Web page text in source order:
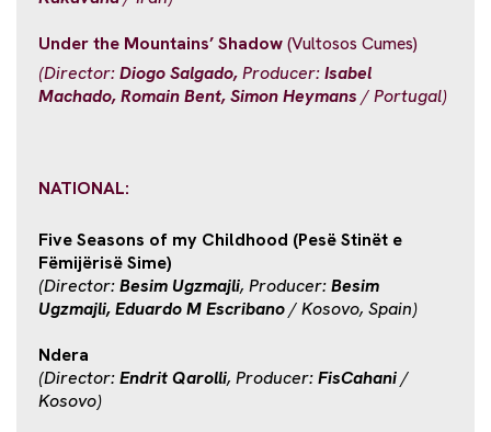
Under the Mountains’ Shadow(Vultosos Cumes)
(Director:Diogo Salgado,Producer:Isabel
Machado, Romain Bent, Simon Heymans / Portugal)
NATIONAL:
Five Seasons of my Childhood (Pesë Stinët e
Fëmijërisë Sime)
(Director:Besim Ugzmajli, Producer:Besim
Ugzmajli, Eduardo M Escribano/ Kosovo, Spain)
Ndera
(Director:Endrit Qarolli, Producer:FisCahani/
Kosovo)